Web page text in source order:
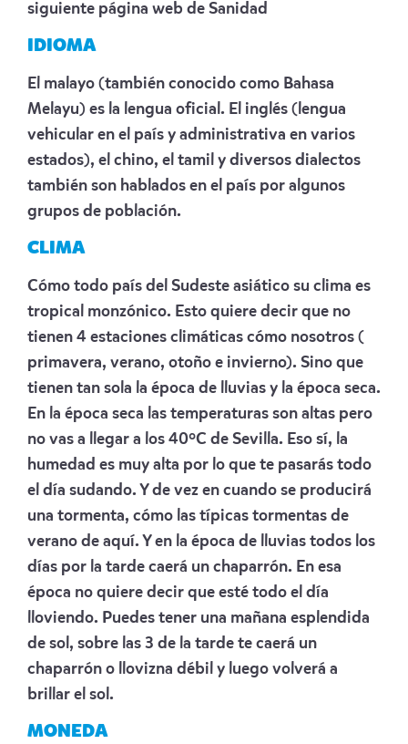
siguiente página web de Sanidad
IDIOMA
El malayo (también conocido como Bahasa
Melayu) es la lengua oficial. El inglés (lengua
vehicular en el país y administrativa en varios
estados), el chino, el tamil y diversos dialectos
también son hablados en el país por algunos
grupos de población.
CLIMA
Cómo todo país del Sudeste asiático su clima es
tropical monzónico. Esto quiere decir que no
tienen 4 estaciones climáticas cómo nosotros (
primavera, verano, otoño e invierno). Sino que
tienen tan sola la época de lluvias y la época seca.
En la época seca las temperaturas son altas pero
no vas a llegar a los 40ºC de Sevilla. Eso sí, la
humedad es muy alta por lo que te pasarás todo
el día sudando. Y de vez en cuando se producirá
una tormenta, cómo las típicas tormentas de
verano de aquí. Y en la época de lluvias todos los
días por la tarde caerá un chaparrón. En esa
época no quiere decir que esté todo el día
lloviendo. Puedes tener una mañana esplendida
de sol, sobre las 3 de la tarde te caerá un
chaparrón o llovizna débil y luego volverá a
brillar el sol.
MONEDA